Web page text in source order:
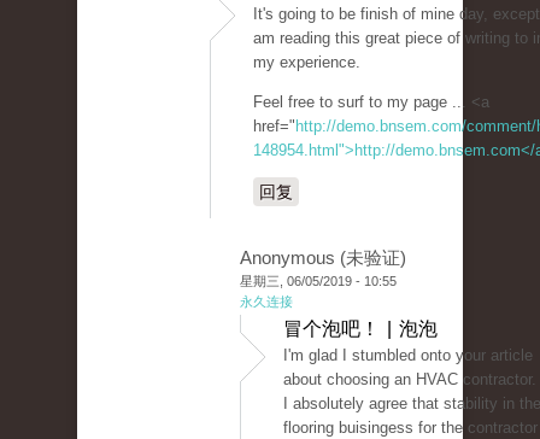
It's going to be finish of mine day,
am reading this great piece of writing to
my experience.
Feel free to surf to my page ... <a
href=" http://demo.bnsem.com/
148954.html">http://demo.bnsem.com</
回复
Anonymous (未验证)
星期三, 06/05/2019 - 10:55
永久连接
冒个泡吧！ | 泡泡
I'm glad I stumbled onto your article
about choosing an HVAC contractor.
I absolutely agree that stability in the
flooring buisingess for the contractor